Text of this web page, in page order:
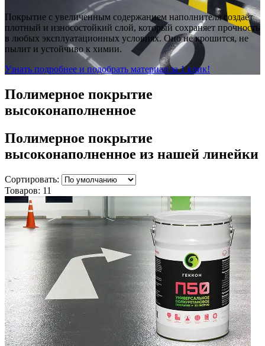
Покрытие с увеличенным содержанием наполнителя создаёт
плотный и износостойкий слой, который сохраняет прочность
в любых эксплуатационных условиях. Оно не крошится, не
пылит и устойчиво к химии.
Узнать подробнее и подобрать материал за 1 клик!
Полимерное покрытие
высоконаполненное
Полимерное покрытие
высоконаполненное из нашей линейки
Сортировать:
Товаров: 11